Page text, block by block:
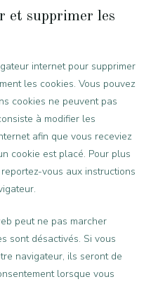
et supprimer les
internet pour supprimer
les cookies. Vous pouvez
cookies ne peuvent pas
à modifier les
afin que vous receviez
cookie est placé. Pour plus
vous aux instructions
peut ne pas marcher
sont désactivés. Si vous
navigateur, ils seront de
lorsque vous